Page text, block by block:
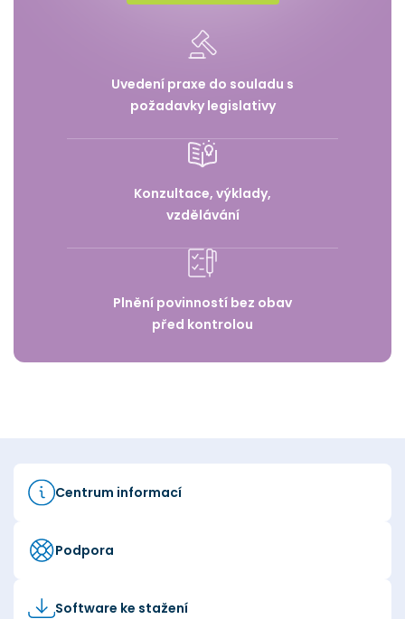
Uvedení praxe do souladu s
požadavky legislativy
Konzultace, výklady,
vzdělávání
Plnění povinností bez obav
před kontrolou
Centrum informací
Podpora
Software ke stažení